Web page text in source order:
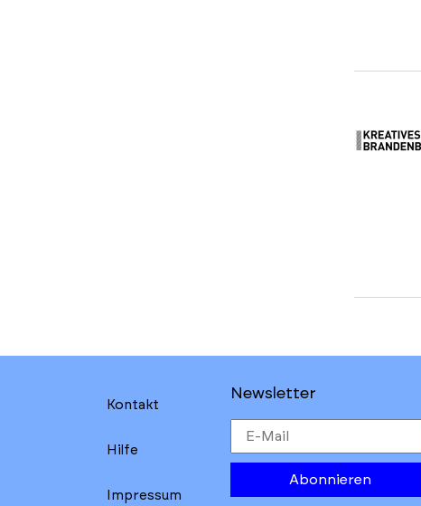
Kontakt
Hilfe
Impressum
Newsletter
Abonnieren